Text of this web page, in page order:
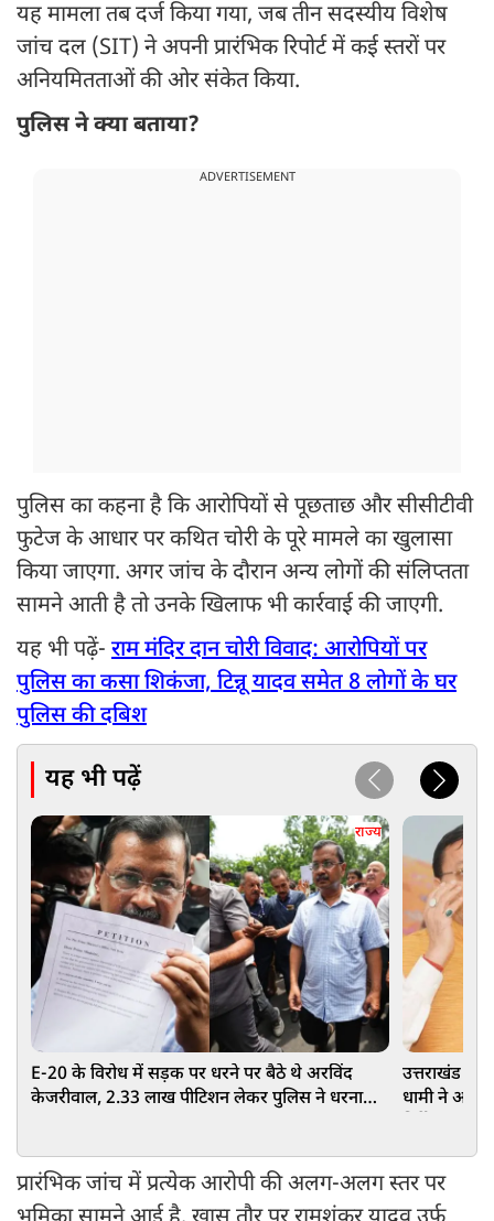
यह मामला तब दर्ज किया गया, जब तीन सदस्यीय विशेष
जांच दल (SIT) ने अपनी प्रारंभिक रिपोर्ट में कई स्तरों पर
अनियमितताओं की ओर संकेत किया.
पुलिस ने क्या बताया?
ADVERTISEMENT
पुलिस का कहना है कि आरोपियों से पूछताछ और सीसीटीवी
फुटेज के आधार पर कथित चोरी के पूरे मामले का खुलासा
किया जाएगा. अगर जांच के दौरान अन्य लोगों की संलिप्तता
सामने आती है तो उनके खिलाफ भी कार्रवाई की जाएगी.
यह भी पढ़ें- राम मंदिर दान चोरी विवाद: आरोपियों पर
पुलिस का कसा शिकंजा, टिन्नू यादव समेत 8 लोगों के घर
पुलिस की दबिश
यह भी पढ़ें
राज्य
E-20 के विरोध में सड़क पर धरने पर बैठे थे अरविंद
केजरीवाल, 2.33 लाख पीटिशन लेकर पुलिस ने धरना
उत्तराखंड में
धामी ने
प्रारंभिक जांच में प्रत्येक आरोपी की अलग-अलग स्तर पर